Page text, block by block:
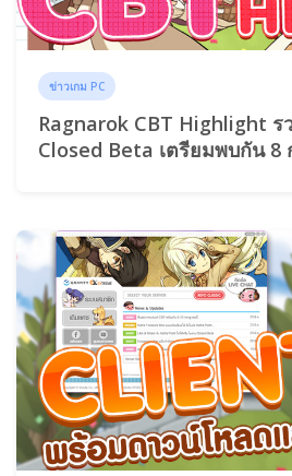
ข่าวเกม PC
Ragnarok CBT Highlight ร
Closed Beta เตรียมพบกัน 8